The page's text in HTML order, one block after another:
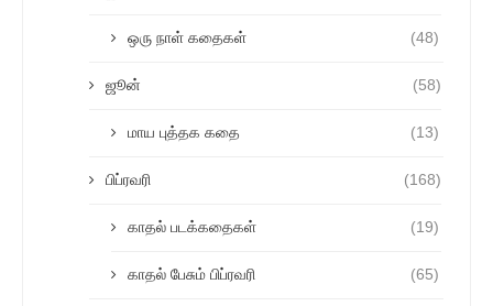
ஒரு நாள் கதைகள் (48)
ஜூன் (58)
மாய புத்தக கதை (13)
பிப்ரவரி (168)
காதல் படக்கதைகள் (19)
காதல் பேசும் பிப்ரவரி (65)